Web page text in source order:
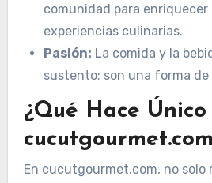
comunidad para
experiencias culinarias.
Pasión: La comida y la
sustento; son una forma de
¿Qué Hace Único
En cucutgourmet.com, no solo